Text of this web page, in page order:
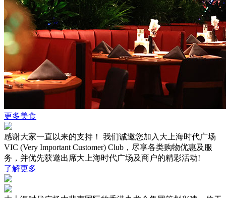
更多美食
感谢大家一直以来的支持！ 我们诚邀您加入大上海时代广场
VIC (Very Important Customer) Club，尽享各类购物优惠及服
务，并优先获邀出席大上海时代广场及商户的精彩活动!
了解更多